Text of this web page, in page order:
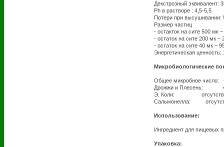
Декстрозный эквивалент:
Ph в растворе : 4,5-5,5
Потери при высушивании:
Размер частиц
- остакток на сите 500 мк
- остаток на сите 200 мк –
- остаток на сите 40 мк –
Энергетическая
Микробиологические
Общее микробное число:
Дрожжи и Плесень:
Э. Коли:
Сальмонелла:
Использование:
Ингредиент для пищевых
Упаковка: